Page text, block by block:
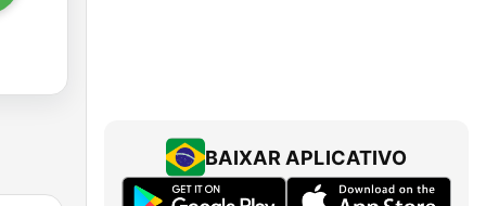
BAIXAR APLICATIVO